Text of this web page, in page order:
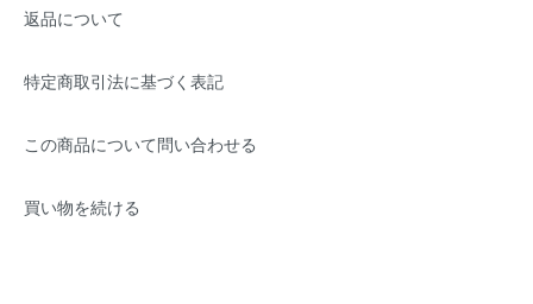
返品について
特定商取引法に基づく表記
この商品について問い合わせる
買い物を続ける